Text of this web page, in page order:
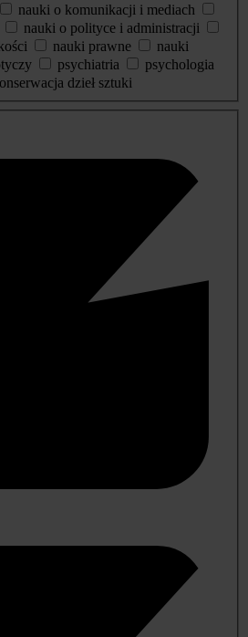
nauki o komunikacji i mediach
nauki o polityce i administracji
nauki prawne
nauki
psychiatria
psychologia
dzieł sztuki